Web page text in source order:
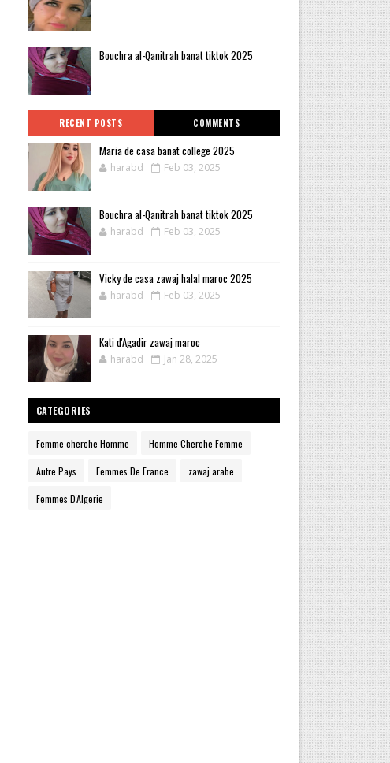
Bouchra al-Qanitrah banat tiktok 2025
RECENT POSTS COMMENTS
Maria de casa banat college 2025
harabd Feb 03, 2025
Bouchra al-Qanitrah banat tiktok 2025
harabd Feb 03, 2025
Vicky de casa zawaj halal maroc 2025
harabd Feb 03, 2025
Kati d'Agadir zawaj maroc
harabd Jan 28, 2025
CATEGORIES
Femme cherche Homme Homme Cherche Femme
Autre Pays Femmes De France zawaj arabe
Femmes D'Algerie